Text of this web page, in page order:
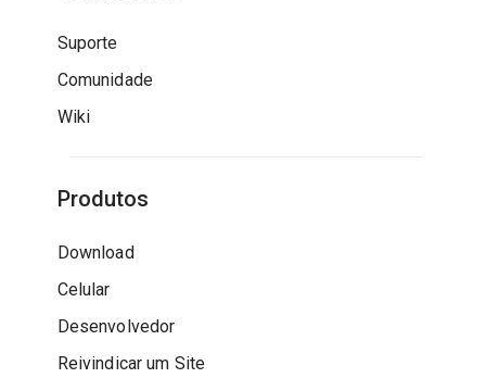
Suporte
Comunidade
Wiki
Produtos
Download
Celular
Desenvolvedor
Reivindicar um Site